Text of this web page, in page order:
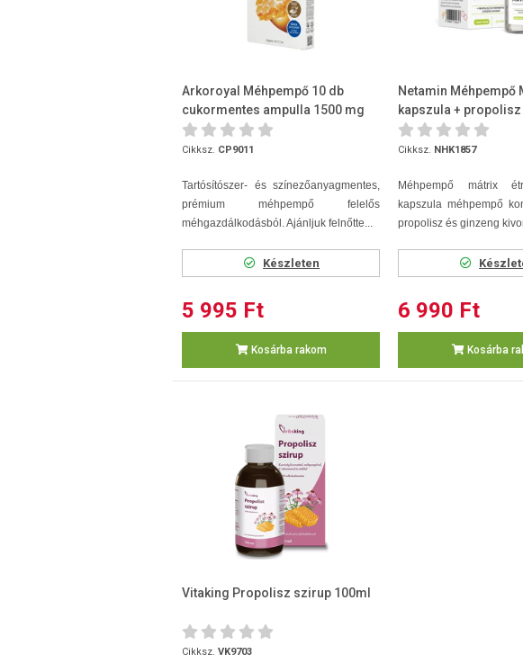
Arkoroyal Méhpempő 10 db
cukormentes ampulla 1500 mg
Cikksz. CP9011
Tartósítószer- és színezőanyagmentes,
prémium méhpempő felelős
méhgazdálkodásból. Ajánljuk felnőtte...
Készleten
5 995 Ft
Kosárba rakom
Netamin Méhpempő
kapszula + propolisz
fermentált ginzeng
Cikksz. NHK1857
Méhpempő mátrix
kapszula méhpempő
propolisz és ginzeng
6 990 Ft
Kosárba
Vitaking Propolisz szirup 100ml
Cikksz. VK9703